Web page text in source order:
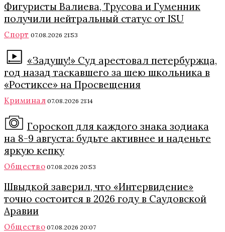
Фигуристы Валиева, Трусова и Гуменник
получили нейтральный статус от ISU
Спорт 07.08.2026 21:53
«Задушу!» Суд арестовал петербуржца,
год назад таскавшего за шею школьника в
«Ростиксе» на Просвещения
Криминал 07.08.2026 21:14
Гороскоп для каждого знака зодиака
на 8-9 августа: будьте активнее и наденьте
яркую кепку
Общество 07.08.2026 20:53
Швыдкой заверил, что «Интервидение»
точно состоится в 2026 году в Саудовской
Аравии
Общество 07.08.2026 20:07